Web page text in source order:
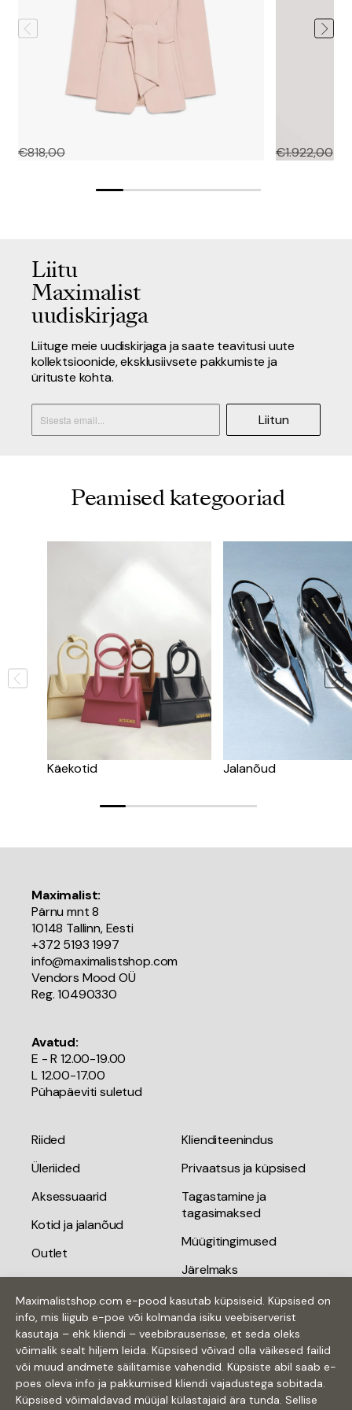
€818,00€
€1.922,00€
Peamised kategooriad
Käekotid Jalanõud
Liitu
Maximalist
uudiskirjaga
Liituge meie uudiskirjaga ja saate teavitusi uute
kollektsioonide, eksklusiivsete pakkumiste ja
ürituste kohta.
Liitun
Riided
Üleriided
Aksessuaarid
Kotid ja jalanõud
Outlet
Kingiideed
Kinkekaardid
Klienditeenindus
Privaatsus ja küpsised
Tagastamine ja
tagasimaksed
Müügitingimused
Järelmaks
Tarnetingimused
Kontakt
Maximalist:
Pärnu mnt 8
10148 Tallinn, Eesti
+372 5193 1997
info@maximalistshop.com
Vendors Mood OÜ
Reg. 10490330
Avatud:
E - R 12.00-19.00
L 12.00-17.00
Pühapäeviti suletud
Maximalistshop.com e-pood kasutab küpsiseid. Küpsised on
info, mis liigub e-poe või kolmanda isiku veebiserverist
kasutaja – ehk kliendi – veebibrauserisse, et seda oleks
võimalik sealt hiljem leida. Küpsised võivad olla väikesed failid
või muud andmete säilitamise vahendid. Küpsiste abil saab e-
poes oleva info ja pakkumised kliendi vajadustega sobitada.
Küpsised võimaldavad müüjal külastajaid ära tunda. Sellise